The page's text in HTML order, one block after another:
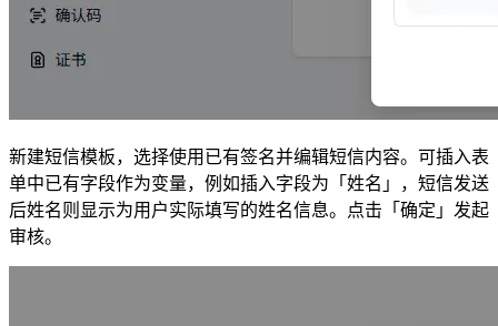
新建短信模板，选择使用已有签名并编辑短信内容。可插入表
单中已有字段作为变量，例如插入字段为「姓名」，短信发送
后姓名则显示为用户实际填写的姓名信息。点击「确定」发起
审核。